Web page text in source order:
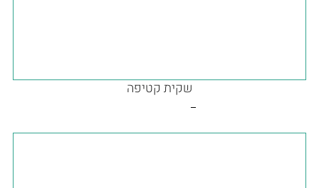
שקית קטיפה